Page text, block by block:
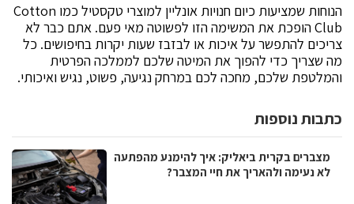
הנוחות שמציעות כיום חנויות אונליין למוצרי טקסטיל כמו Cotton
Club הופכת את המשימה הזו לפשוטה מאי פעם. אתם כבר לא
צריכים להתפשר על איכות או לבזבז שעות יקרות בחיפושים. כל
מה שצריך כדי להפוך את המיטה שלכם לממלכה הפרטית
והמלטפת שלכם, מחכה לכם במרחק נגיעה, פשוט, נגיש ואיכותי.
כתבות נוספות
מצברים בקרית ביאליק: איך להימנע מהפתעה
לא נעימה ולהאריך את חיי המצבר?